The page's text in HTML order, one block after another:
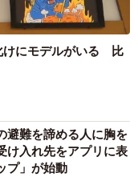
けにモデルがいる 比
避難を諦める人に胸を
入れ先をアプリに表
プ」が始動